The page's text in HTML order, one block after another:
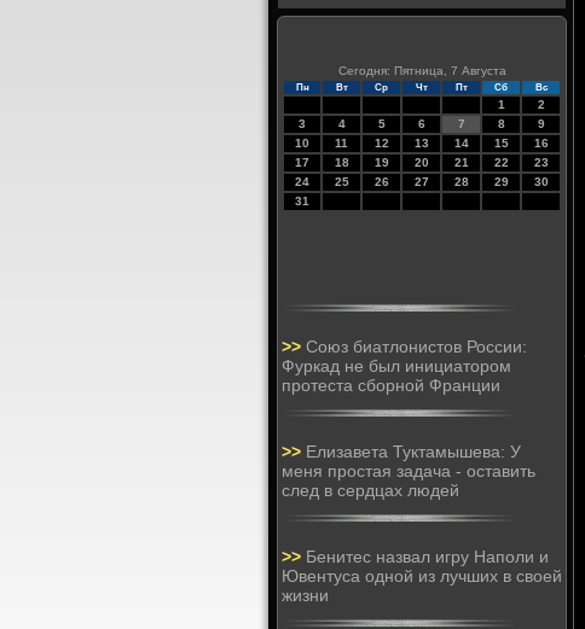
Сегодня: Пятница, 7 Августа
Пн Вт Ср Чт Пт Сб Вс
1
2
3
4 5 6 7 8
9
10
11 12 13 14 15
16
17
18 19 20 21 22
23
24
25 26 27 28 29
30
31
>> Союз биатлонистов России:
Фуркад не был инициатором
протеста сборной Франции
>> Елизавета Туктамышева: У
меня простая задача - оставить
след в сердцах людей
>> Бенитес назвал игру Наполи и
Ювентуса одной из лучших в своей
жизни